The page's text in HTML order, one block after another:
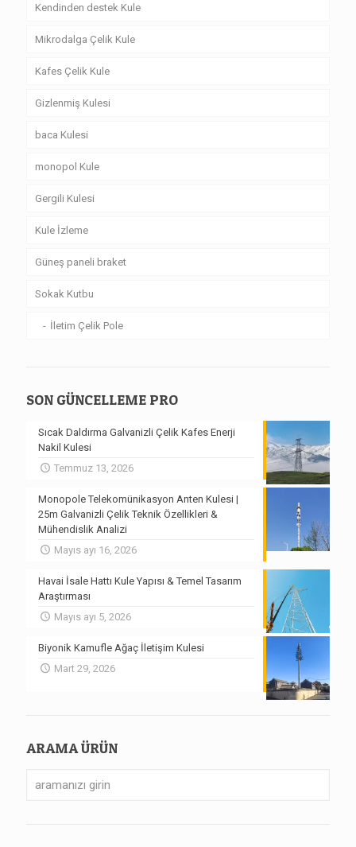
Kendinden destek Kule
Mikrodalga Çelik Kule
Kafes Çelik Kule
Gizlenmiş Kulesi
baca Kulesi
monopol Kule
Gergili Kulesi
Kule İzleme
Güneş paneli braket
Sokak Kutbu
İletim Çelik Pole
SON GÜNCELLEME PRO
Sıcak Daldırma Galvanizli Çelik Kafes Enerji
Nakil Kulesi
Temmuz 13, 2026
Monopole Telekomünikasyon Anten Kulesi |
25m Galvanizli Çelik Teknik Özellikleri &
Mühendislik Analizi
Mayıs ayı 16, 2026
Havai İsale Hattı Kule Yapısı & Temel Tasarım
Araştırması
Mayıs ayı 5, 2026
Biyonik Kamufle Ağaç İletişim Kulesi
Mart 29, 2026
ARAMA ÜRÜN